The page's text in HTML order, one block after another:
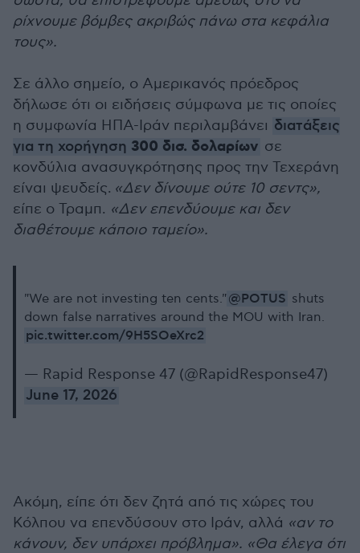
ρίχνουμε βόμβες ακριβώς πάνω στα κεφάλια
τους».
Σε άλλο σημείο, ο Αμερικανός πρόεδρος
δήλωσε ότι οι ειδήσεις σύμφωνα με τις οποίες
η συμφωνία ΗΠΑ-Ιράν περιλαμβάνει διατάξεις
για τη χορήγηση 300 δισ. δολαρίων σε
κονδύλια ανασυγκρότησης προς την Τεχεράνη
είναι ψευδείς. «Δεν δίνουμε ούτε 10 σεντς»,
είπε ο Τραμπ. «Δεν επενδύουμε και δεν
διαθέτουμε κάποιο ταμείο».
"We are not investing ten cents."@POTUS shuts
down false narratives around the MOU with Iran.
pic.twitter.com/9H5SOeXrc2
— Rapid Response 47 (@RapidResponse47)
June 17, 2026
Ακόμη, είπε ότι δεν ζητά από τις χώρες του
Κόλπου να επενδύσουν στο Ιράν, αλλά «αν το
κάνουν, δεν υπάρχει πρόβλημα». «Θα έλεγα ότι